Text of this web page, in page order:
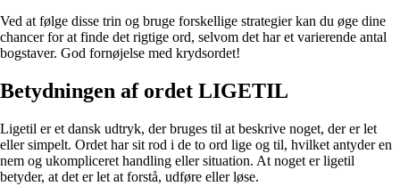
Ved at følge disse trin og bruge forskellige strategier kan du øge dine
chancer for at finde det rigtige ord, selvom det har et varierende antal
bogstaver. God fornøjelse med krydsordet!
Betydningen af ordet LIGETIL
Ligetil er et dansk udtryk, der bruges til at beskrive noget, der er let
eller simpelt. Ordet har sit rod i de to ord lige og til, hvilket antyder en
nem og ukompliceret handling eller situation. At noget er ligetil
betyder, at det er let at forstå, udføre eller løse.